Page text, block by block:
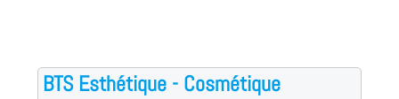
BTS Esthétique - Cosmétique